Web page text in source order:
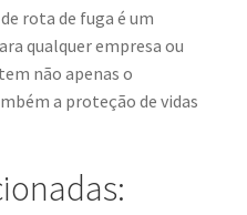
rota de fuga é um
qualquer empresa ou
não apenas o
a proteção de vidas